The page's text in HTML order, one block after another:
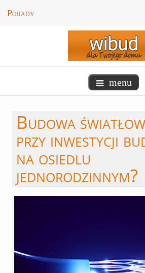
Porady
menu
Budowa
przy inwestycji
na osiedlu
jednorodzinnym?